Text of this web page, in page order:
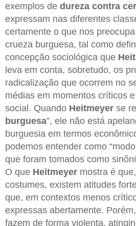
exemplos de dureza contra
expressam nas diferentes
certamente o que nos
crueza burguesa, tal como
concepção sociológica que
leva em conta, sobretudo, os
radicalização que ocorrem no
médias em momentos críticos
social. Quando Heitmeyer se
burguesa”, ele não está
burguesia em termos
podemos entender como
que foram tomados como
O que Heitmeyer mostra é
costumes, existem atitudes
que, em contextos menos
expressas abertamente.
fazem de forma violenta,